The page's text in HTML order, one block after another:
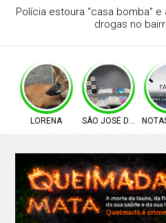
Polícia estoura “casa bomba”
drogas no
LORENA SÃO JOSÉ DOS